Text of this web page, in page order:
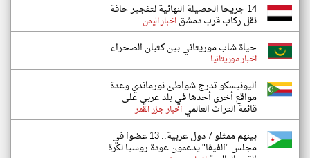
14 جريحا الحصيلة النهائية لتفجير حافة
نقل ركاب قرب دمشقاخبار اليمن
حياة شاب موريتاني بين كثبان الصحراء
اخبار موريتانيا
اليونيسكو تدرج شواطئ نورماندي وعدة
مواقع أخرى أحدها في بلد عربي على
قائمة التراث العالمياخبار جزر القمر
بينهم ممثلو 7 دول عربية.. 13 عضوا في
مجلس "الفيفا" يدعمون عودة روسيا لكرة